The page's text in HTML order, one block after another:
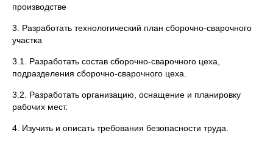
производстве
3. Разработать технологический план сборочно-сварочного
участка
3.1. Разработать состав сборочно-сварочного цеха,
подразделения сборочно-сварочного цеха.
3.2. Разработать организацию, оснащение и планировку
рабочих мест.
4. Изучить и описать требования безопасности труда.